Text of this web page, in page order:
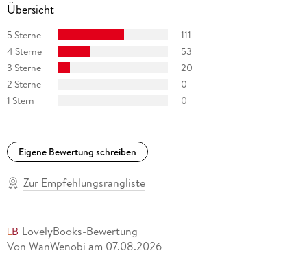
Übersicht
5 Sterne
111
4 Sterne
53
3 Sterne
20
2 Sterne
0
1 Stern
0
Eigene Bewertung schreiben
Zur Empfehlungsrangliste
LovelyBooks-Bewertung
Von WanWenobi am 07.08.2026